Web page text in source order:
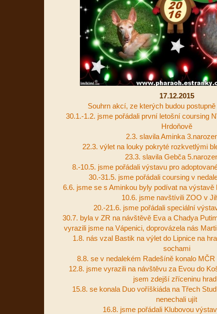
17.12.2015
Souhrn akcí, ze kterých budou
30.1.-1.2. jsme pořádali první letošní coursing
Hrdoňově
2.3. slavila Aminka
22.3. výlet na louky pokryté rozkvetlými
23.3. slavila Gebča
8.-10.5. jsme pořádali výstavu pro
30.-31.5. jsme pořádali coursing v
6.6. jsme se s Aminkou byly podívat na výstavě
10.6. jsme navštívili ZOO v
20.-21.6. jsme pořádali speciální
30.7. byla v ZR na návštěvě Eva a Chadya
vyrazili jsme na Vápenici, doprovázela nás
1.8. nás vzal Bastik na výlet do Lipnice na
sochami
8.8. se v nedalekém Radešíně konalo
12.8. jsme vyrazili na návštěvu za Evou do
jsem zdejší zříceninu
15.8. se konala Duo voříškiáda na Třech
nenechali ujít
16.8. jsme pořádali Klubovou